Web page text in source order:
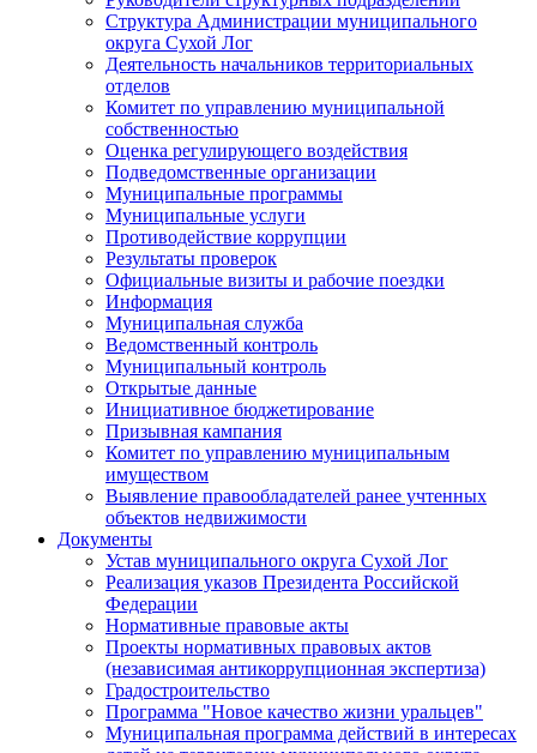
Структура Администрации муниципального
округа Сухой Лог
Деятельность начальников территориальных
отделов
Комитет по управлению муниципальной
собственностью
Оценка регулирующего воздействия
Подведомственные организации
Муниципальные программы
Муниципальные услуги
Противодействие коррупции
Результаты проверок
Официальные визиты и рабочие поездки
Информация
Муниципальная служба
Ведомственный контроль
Муниципальный контроль
Открытые данные
Инициативное бюджетирование
Призывная кампания
Комитет по управлению муниципальным
имуществом
Выявление правообладателей ранее учтенных
объектов недвижимости
Документы
Устав муниципального округа Сухой Лог
Реализация указов Президента Российской
Федерации
Нормативные правовые акты
Проекты нормативных правовых актов
(независимая антикоррупционная экспертиза)
Градостроительство
Программа "Новое качество жизни уральцев"
Муниципальная программа действий в интересах